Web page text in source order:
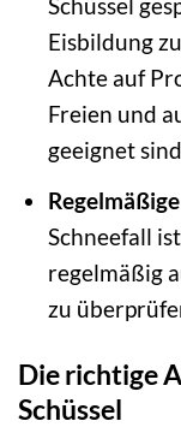
Schüssel
Eisbildung
Achte auf
Freien und
geeignet
Schneefall
regelmäßig
zu
Die richtige
Schüssel